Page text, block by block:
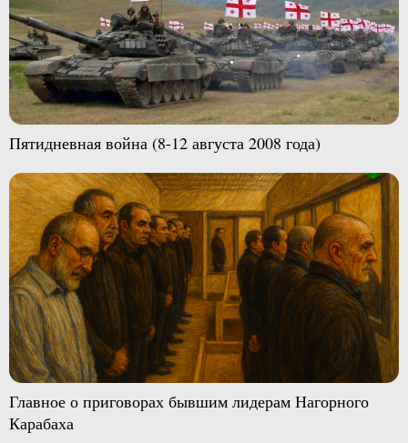
Пятидневная война (8-12 августа 2008 года)
Главное о приговорах бывшим лидерам Нагорного
Карабаха